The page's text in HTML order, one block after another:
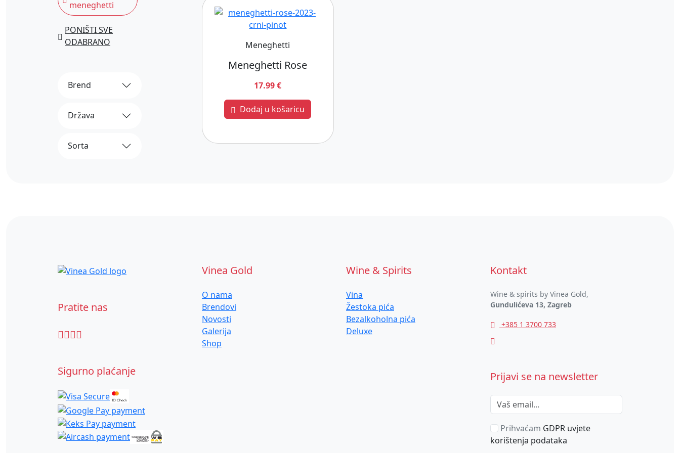
meneghetti
PONIŠTI SVE
ODABRANO
Brend
Država
Sorta
Meneghetti
Meneghetti Rose
17.99 €
Dodaj u košaricu
Pratite nas
Sigurno plaćanje
Vinea Gold
O nama
Brendovi
Novosti
Galerija
Shop
Wine & Spirits
Vina
Žestoka pića
Bezalkoholna pića
Deluxe
Kontakt
Wine & spirits by Vinea Gold,
Gundulićeva 13, Zagreb
+385 1 3700 733
Prijavi se na newsletter
Prihvaćam GDPR uvjete
korištenja podataka